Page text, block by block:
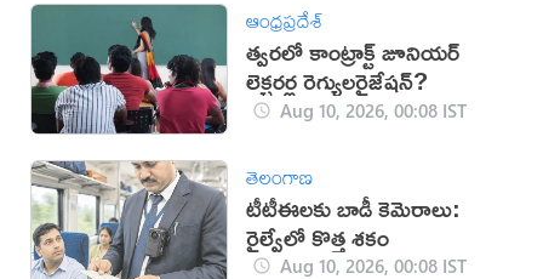
ఆంధ్రప్రదేశ్
త్వరలో కాంట్రాక్ట్‌ జూనియర్
లెక్చరర్ల రెగ్యులరైజేషన్?
Aug 10, 2026, 00:08 IST
తెలంగాణ
టీటీఈలకు బాడీ కెమెరాలు:
రైల్వేలో కొత్త శకం
Aug 10, 2026, 00:08 IST